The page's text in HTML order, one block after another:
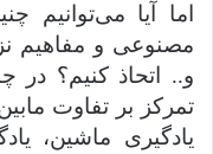
اما آیا
مصنوعی و مفاهیم
و.. اتحاذ کنیم؟ در
تمرکز بر تفاوت
یادگیری ماشین،